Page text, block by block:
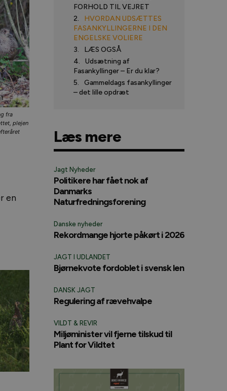
fra
plejen
en
FORHOLD TIL VEJRET
HVORDAN UDSÆTTES
FASANKYLLINGERNE I DEN
ENGELSKE VOLIERE
LÆS OGSÅ
Udsætning af
Fasankyllinger – Er du klar?
Gammeldags fasankyllinger
– det lille opdræt
Læs mere
Jagt Nyheder
Politikere har fået nok af
Danmarks
Naturfredningsforening
Danske nyheder
Rekordmange hjorte påkørt i 2026
JAGT I UDLANDET
Bjørnekvote fordoblet i svensk len
DANSK JAGT
Regulering af rævehvalpe
VILDT & REVIR
Miljøminister vil fjerne tilskud til
Plant for Vildtet